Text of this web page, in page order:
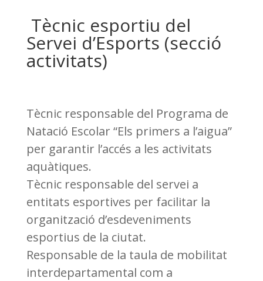
Tècnic esportiu del
Servei d’Esports (secció
activitats)
Tècnic responsable del Programa de
Natació Escolar “Els primers a l’aigua”
per garantir l’accés a les activitats
aquàtiques.
Tècnic responsable del servei a
entitats esportives per facilitar la
organització d’esdeveniments
esportius de la ciutat.
Responsable de la taula de mobilitat
interdepartamental com a